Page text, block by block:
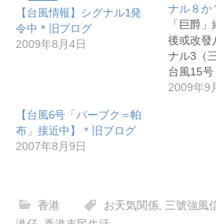
【台風情報】シグナル1発
令中＊旧ブログ
2009年8月4日
ナル８か
「巨爵
後或改發
ナル3（
台風15
2009年9
【台風6号「パーブク＝帕
布」接近中】＊旧ブログ
2007年8月9日
香港 お天気関係 三號強風